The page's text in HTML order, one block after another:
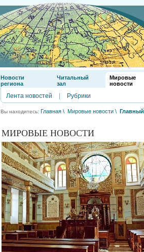
Новости
региона
Читальный
зал
Мировые
новости
Лента новостей Рубрики
Вы находитесь: Главная \ Мировые новости \ Главный
МИРОВЫЕ НОВОСТИ